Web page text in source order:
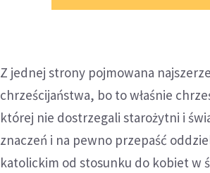
Z jednej strony pojmowana
chrześcijaństwa, bo to właśnie
której nie dostrzegali starożytni i
znaczeń i na pewno przepaść
katolickim od stosunku do kobiet w